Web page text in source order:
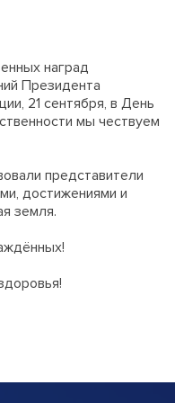
наград
Президента
21 сентября, в День
мы чествуем
представители
достижениями и
земля.